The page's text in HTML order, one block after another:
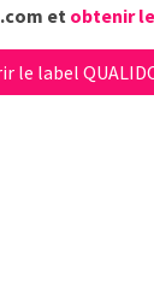
et obtenir le
le label